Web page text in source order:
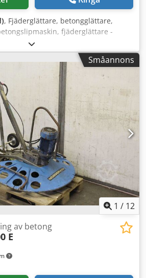
, Fjäderglättare, betongglättare,
fjäderglättare -
handstyrd betongglättare typ G 850
2820/1425 varv/min -
mm Csdpfxehabkyj Amroha -
H1130 mm - Vikt: 88 kg
Småannons
1 / 12
av betong
E